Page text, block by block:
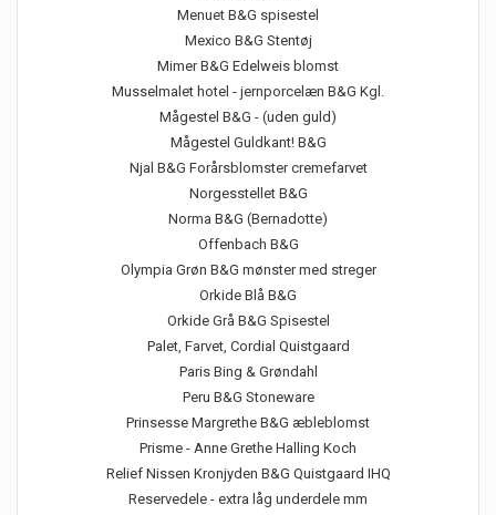
Menuet B&G spisestel
Mexico B&G Stentøj
Mimer B&G Edelweis blomst
Musselmalet hotel - jernporcelæn B&G Kgl.
Mågestel B&G - (uden guld)
Mågestel Guldkant! B&G
Njal B&G Forårsblomster cremefarvet
Norgesstellet B&G
Norma B&G (Bernadotte)
Offenbach B&G
Olympia Grøn B&G mønster med streger
Orkide Blå B&G
Orkide Grå B&G Spisestel
Palet, Farvet, Cordial Quistgaard
Paris Bing & Grøndahl
Peru B&G Stoneware
Prinsesse Margrethe B&G æbleblomst
Prisme - Anne Grethe Halling Koch
Relief Nissen Kronjyden B&G Quistgaard IHQ
Reservedele - extra låg underdele mm